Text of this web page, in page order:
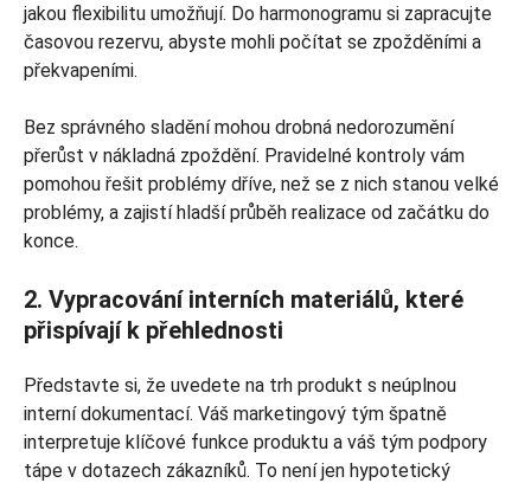
jakou flexibilitu umožňují. Do harmonogramu si zapracujte
časovou rezervu, abyste mohli počítat se zpožděními a
překvapeními.
Bez správného sladění mohou drobná nedorozumění
přerůst v nákladná zpoždění. Pravidelné kontroly vám
pomohou řešit problémy dříve, než se z nich stanou velké
problémy, a zajistí hladší průběh realizace od začátku do
konce.
2. Vypracování interních materiálů, které
přispívají k přehlednosti
Představte si, že uvedete na trh produkt s neúplnou
interní dokumentací. Váš marketingový tým špatně
interpretuje klíčové funkce produktu a váš tým podpory
tápe v dotazech zákazníků. To není jen hypotetický